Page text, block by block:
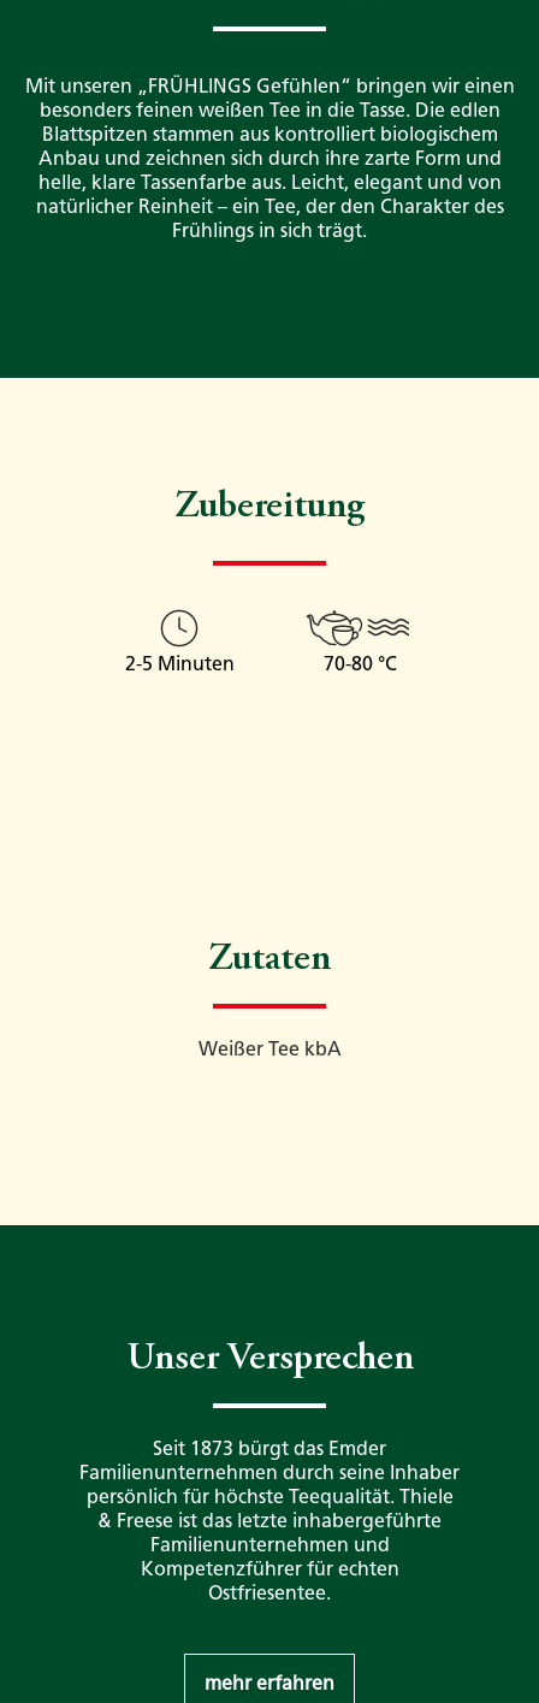
Mit unseren „FRÜHLINGS Gefühlen“ bringen wir einen
besonders feinen weißen Tee in die Tasse. Die edlen
Blattspitzen stammen aus kontrolliert biologischem
Anbau und zeichnen sich durch ihre zarte Form und
helle, klare Tassenfarbe aus. Leicht, elegant und von
natürlicher Reinheit – ein Tee, der den Charakter des
Frühlings in sich trägt.
Zubereitung
2-5 Minuten 70-80 °C
Zutaten
Weißer Tee kbA
Unser Versprechen
Seit 1873 bürgt das Emder
Familienunternehmen durch seine Inhaber
persönlich für höchste Teequalität. Thiele
& Freese ist das letzte inhabergeführte
Familienunternehmen und
Kompetenzführer für echten
Ostfriesentee.
mehr erfahren